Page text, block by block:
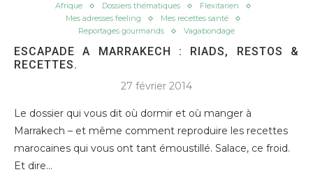
Afrique Dossiers thématiques
Flexitarien
Mes adresses feeling
Mes recettes santé
Reportages gourmands
Vagabondage
ESCAPADE A MARRAKECH : RIADS, RESTOS &
RECETTES.
27 février 2014
Le dossier qui vous dit où dormir et où manger à
Marrakech – et même comment reproduire les recettes
marocaines qui vous ont tant émoustillé. Salace, ce froid.
Et dire…